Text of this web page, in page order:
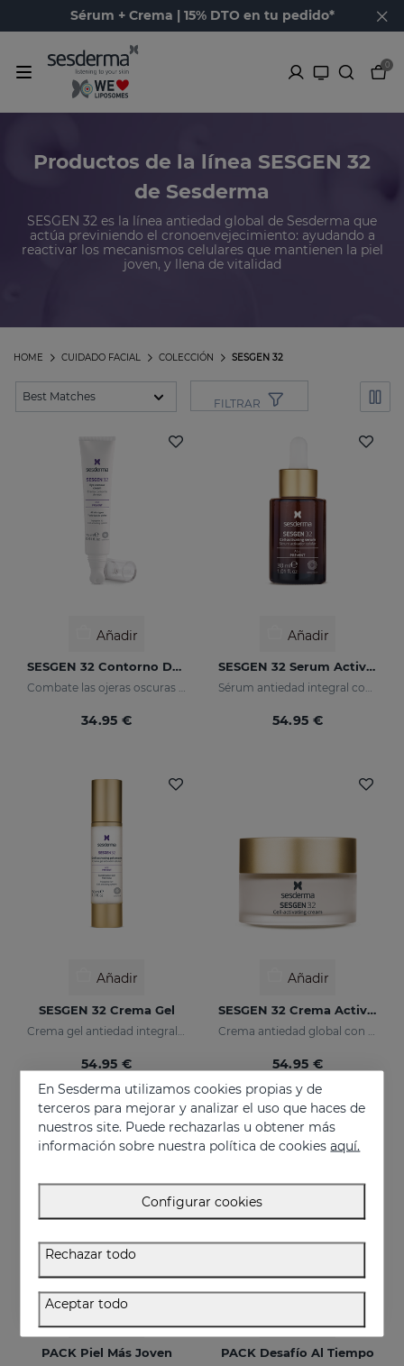
Sérum + Crema | 15% DTO en tu pedido*
0
Productos de la línea SESGEN 32
de Sesderma
SESGEN 32 es la línea antiedad global de Sesderma que
actúa previniendo el cronoenvejecimiento: ayudando a
reactivar los mecanismos celulares que mantienen la piel
joven, y llena de vitalidad
SESGEN 32
COLECCIÓN
CUIDADO FACIAL
HOME
FILTRAR
Añadir
SESGEN 32 Contorno De Ojos
Combate las ojeras oscuras y bolsas
34.95 €
Añadir
SESGEN 32 Serum Activador Celular
Sérum antiedad integral con activos avanzados
54.95 €
Añadir
SESGEN 32 Crema Gel
54.95 €
Añadir
SESGEN 32 Crema Activadora Celular
54.95 €
EXCLUSIVO ONLINE
PACK Piel Más Joven
EXCLUSIVO ONLINE
PACK Desafío Al Tiempo
En Sesderma utilizamos cookies propias y de
terceros para mejorar y analizar el uso que haces de
nuestros site. Puede rechazarlas u obtener más
información sobre nuestra política de cookiesaquí.
Configurar cookies
Rechazar todo
Aceptar todo